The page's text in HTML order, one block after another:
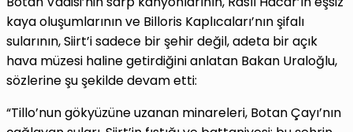
kaya oluşumlarının ve Billoris Kaplıcaları’nın şifalı
sularının, Siirt’i sadece bir şehir değil, adeta bir açık
hava müzesi haline getirdiğini anlatan Bakan Uraloğlu,
sözlerine şu şekilde devam etti:
“Tillo’nun gökyüzüne uzanan minareleri, Botan Çayı’nın